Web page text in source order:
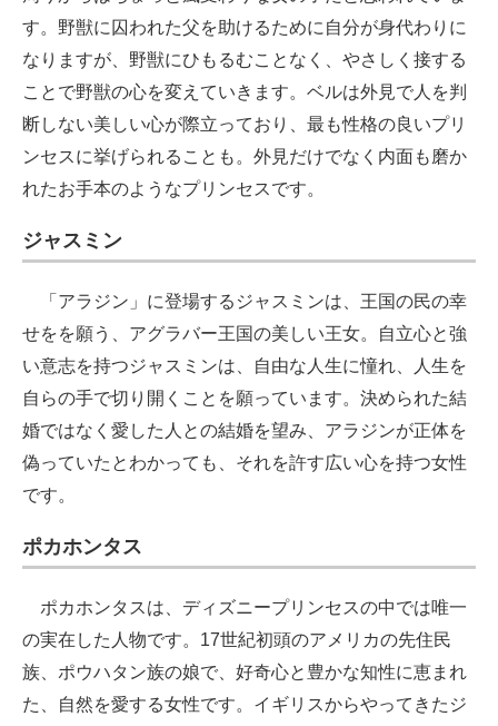
す。野獣に囚われた父を助けるために自分が身代わりに
なりますが、野獣にひもるむことなく、やさしく接する
ことで野獣の心を変えていきます。ベルは外見で人を判
断しない美しい心が際立っており、最も性格の良いプリ
ンセスに挙げられることも。外見だけでなく内面も磨か
れたお手本のようなプリンセスです。
ジャスミン
「アラジン」に登場するジャスミンは、王国の民の幸
せをを願う、アグラバー王国の美しい王女。自立心と強
い意志を持つジャスミンは、自由な人生に憧れ、人生を
自らの手で切り開くことを願っています。決められた結
婚ではなく愛した人との結婚を望み、アラジンが正体を
偽っていたとわかっても、それを許す広い心を持つ女性
です。
ポカホンタス
ポカホンタスは、ディズニープリンセスの中では唯一
の実在した人物です。17世紀初頭のアメリカの先住民
族、ポウハタン族の娘で、好奇心と豊かな知性に恵まれ
た、自然を愛する女性です。イギリスからやってきたジ